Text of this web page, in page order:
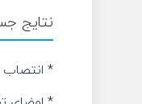
نتایج
*